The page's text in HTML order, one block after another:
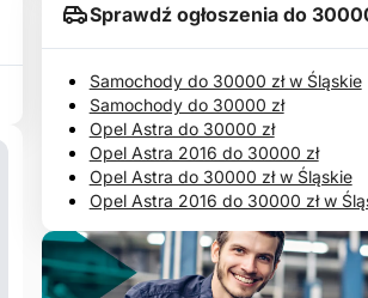
Sprawdź ogłoszenia do
Samochody do 30000 zł w Śląskie
Samochody do 30000 zł
Opel Astra do 30000 zł
Opel Astra 2016 do 30000 zł
Opel Astra do 30000 zł w Śląskie
Opel Astra 2016 do 30000 zł w